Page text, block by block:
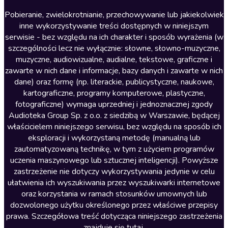
Literatura anglojęzyczna
Literatura faktu
Literatura obyczajowa
Literatura piękna obca
Literatura piękna polska
Nagrania relaksacyjne
Nauka języków
Nauki humanistyczne
Podcasty i audycje
Polityka
Prasa
Religia
Romans
Pobieranie, zwielokrotnianie, przechowywanie lub jakiekolwiek
inne wykorzystywanie treści dostępnych w niniejszym
serwisie - bez względu na ich charakter i sposób wyrażenia (w
szczególności lecz nie wyłącznie: słowne, słowno-muzyczne,
muzyczne, audiowizualne, audialne, tekstowe, graficzne i
zawarte w nich dane i informacje, bazy danych i zawarte w nich
dane) oraz formę (np. literackie, publicystyczne, naukowe,
kartograficzne, programy komputerowe, plastyczne,
fotograficzne) wymaga uprzedniej i jednoznacznej zgody
Audioteka Group Sp. z o.o. z siedzibą w Warszawie, będącej
właścicielem niniejszego serwisu, bez względu na sposób ich
eksploracji i wykorzystaną metodę (manualną lub
zautomatyzowaną technikę, w tym z użyciem programów
uczenia maszynowego lub sztucznej inteligencji). Powyższe
zastrzeżenie nie dotyczy wykorzystywania jedynie w celu
ułatwienia ich wyszukiwania przez wyszukiwarki internetowe
oraz korzystania w ramach stosunków umownych lub
dozwolonego użytku określonego przez właściwe przepisy
prawa. Szczegółowa treść dotycząca niniejszego zastrzeżenia